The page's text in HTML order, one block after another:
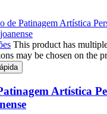
This product has
may be chosen on the
Artística